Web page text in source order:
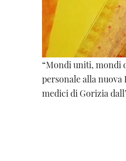
“Mondi uniti, mondi
personale alla nuova
medici di Gorizia